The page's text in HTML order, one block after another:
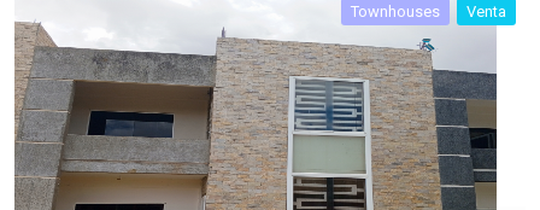
Townhouses Venta